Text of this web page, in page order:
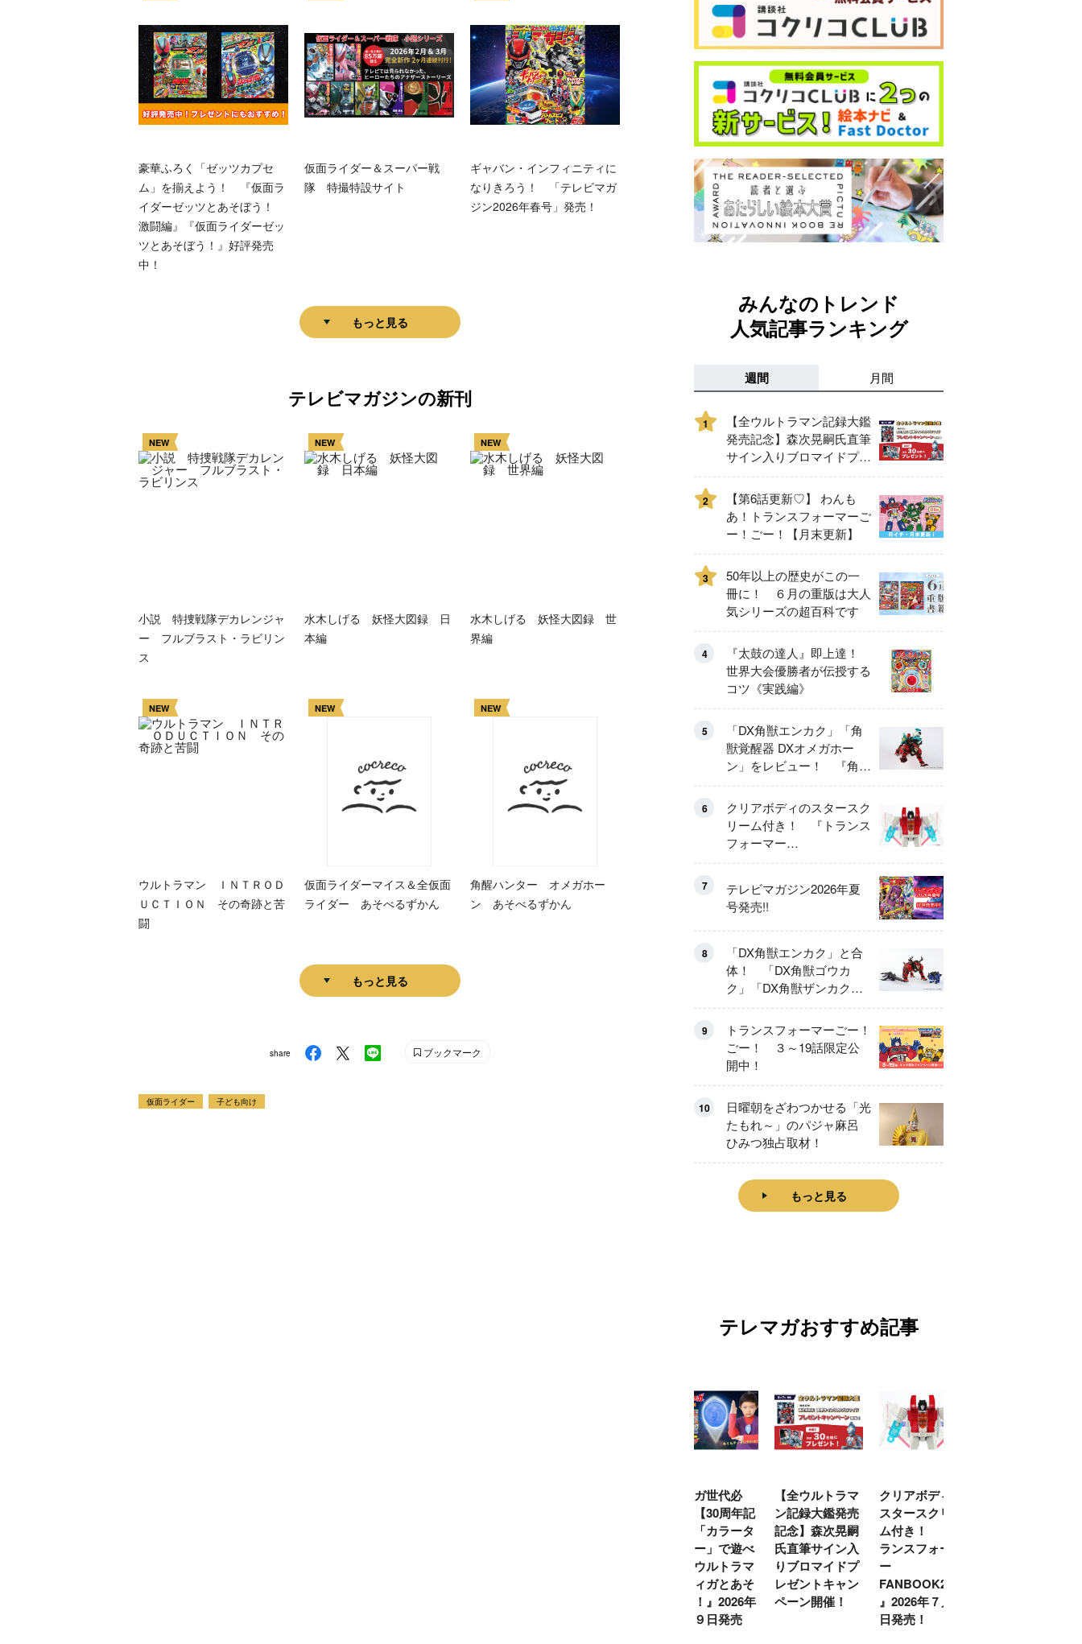
豪華ふろく「ゼッツカプセ
ム」を揃えよう！ 『仮面ラ
イダーゼッツとあそぼう！
激闘編』『仮面ライダーゼッ
ツとあそぼう！』好評発売
中！
仮面ライダー＆スーパー戦
隊 特撮特設サイト
ギャバン・インフィニティに
なりきろう！ 「テレビマガ
ジン2026年春号」発売！
もっと見る
テレビマガジンの新刊
NEW
小説 特捜戦隊デカレンジャ
ー フルブラスト・ラビリン
ス
NEW
水木しげる 妖怪大図録 日
本編
NEW
水木しげる 妖怪大図録 世
界編
NEW
ウルトラマン ＩＮＴＲＯＤ
ＵＣＴＩＯＮ その奇跡と苦
闘
NEW
仮面ライダーマイス＆全仮面
ライダー あそべるずかん
NEW
角醒ハンター オメガホー
ン あそべるずかん
もっと見る
share ブックマーク
仮面ライダー 子ども向け
みんなのトレンド
人気記事ランキング
週間 月間
1
【全ウルトラマン記録大鑑
発売記念】森次晃嗣氏直筆
サイン入りブロマイドプレ
ゼントキャンペーン開催！
2
【第6話更新♡】 わんも
あ！トランスフォーマーご
ー！ごー！【月末更新】
3
50年以上の歴史がこの一
冊に！ ６月の重版は大人
気シリーズの超百科です
4
『太鼓の達人』即上達！
世界大会優勝者が伝授する
コツ《実践編》
5
「DX角獣エンカク」「角
獣覚醒器 DXオメガホー
ン」をレビュー！ 『角醒
ハンター オメガホーン』
の玩具展開がスタート！
6
クリアボディのスタースク
リーム付き！ 『トランス
フォーマー
FANBOOK2026』2026年
7
テレビマガジン2026年夏
号発売!!
8
「DX角獣エンカク」と合
体！ 「DX角獣ゴウカ
ク」「DX角獣ザンカク」
をレビュー！
9
トランスフォーマーごー！
ごー！ ３～19話限定公
開中！
10
日曜朝をざわつかせる「光
たもれ～」のパジャ麻呂
ひみつ独占取材！
もっと見る
テレマガおすすめ記事
ティガ世代必
見！【30周年記
念】「カラータ
イマー」で遊べ
る『ウルトラマ
ンティガとあそ
ぼう！』2026年
７月９日発売
【全ウルトラマ
ン記録大鑑発売
記念】森次晃嗣
氏直筆サイン入
りブロマイドプ
レゼントキャン
ペーン開催！
クリアボディの
スタースクリー
ム付き！ 『ト
ランスフォーマ
ー
FANBOOK2026
』2026年７月31
日発売！